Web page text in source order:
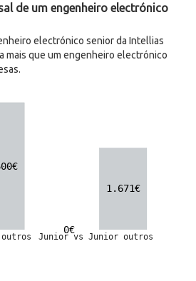
de um engenheiro electrónico
electrónico senior da Intellias
mais que um engenheiro electrónico